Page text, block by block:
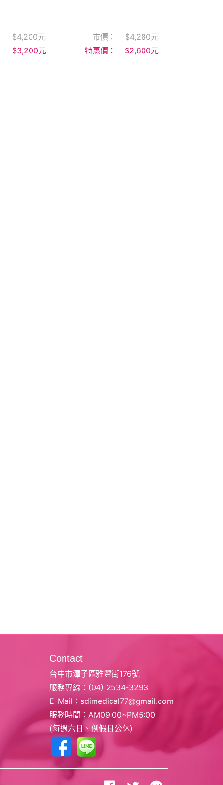
$4,200元
$3,200元
市價： $4,280元
特惠價：
$2,600元
Contact
台中市潭子區雅豐街176號
服務專線： (04) 2534-3293
E-Mail： sdimedical77@gmail.com
服務時間：AM09:00~PM5:00
(每週六日、例假日公休)